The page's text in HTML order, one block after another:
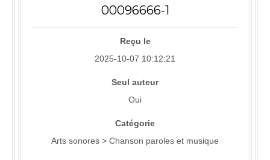
00096666-1
Reçu le
2025-10-07 10:12:21
Seul auteur
Oui
Catégorie
Arts sonores > Chanson paroles et musique